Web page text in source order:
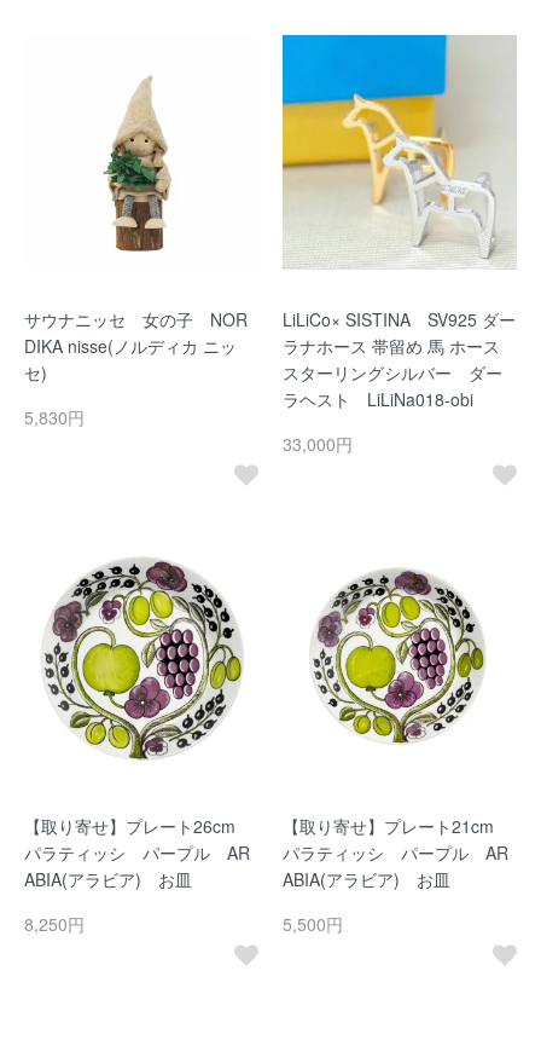
サウナニッセ 女の子 NOR
DIKA nisse(ノルディカ ニッ
セ)
5,830円
LiLiCo× SISTINA SV925 ダー
ラナホース 帯留め 馬 ホース
スターリングシルバー ダー
ラヘスト LiLiNa018-obi
33,000円
【取り寄せ】プレート26cm
パラティッシ パープル AR
ABIA(アラビア) お皿
8,250円
【取り寄せ】プレート21cm
パラティッシ パープル AR
ABIA(アラビア) お皿
5,500円